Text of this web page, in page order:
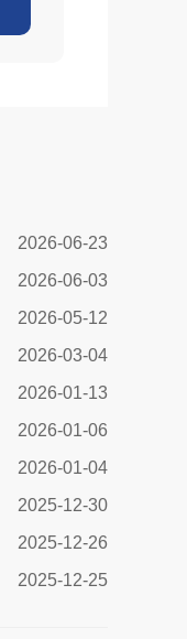
2026-06-23
2026-06-03
2026-05-12
2026-03-04
2026-01-13
2026-01-06
2026-01-04
2025-12-30
2025-12-26
2025-12-25